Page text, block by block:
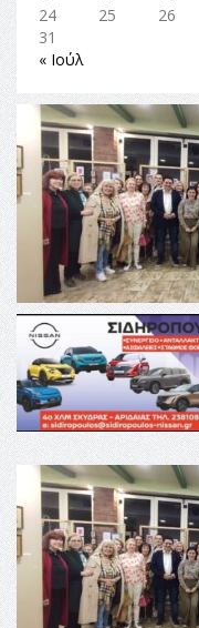
24
25 26
31
« Ιούλ